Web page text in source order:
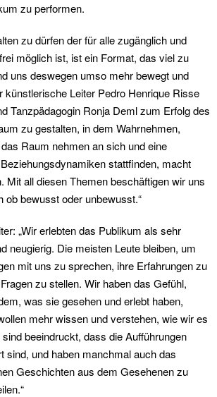
zu performen.
zu dürfen der für alle zugänglich und
möglich ist, ist ein Format, das viel zu
uns deswegen umso mehr bewegt und
künstlerische Leiter Pedro Henrique Risse
Tanzpädagogin Ronja Deml zum Erfolg des
zu gestalten, in dem Wahrnehmen,
Raum nehmen an sich und eine
stattfinden, macht
Mit all diesen Themen beschäftigen wir uns
ob bewusst oder unbewusst.“
„Wir erlebten das Publikum als sehr
neugierig. Die meisten Leute bleiben, um
mit uns zu sprechen, ihre Erfahrungen zu
zu stellen. Wir haben das Gefühl,
was sie gesehen und erlebt haben,
mehr wissen und verstehen, wie wir es
beeindruckt, dass die Aufführungen
sind, und haben manchmal auch das
Geschichten aus dem Gesehenen zu